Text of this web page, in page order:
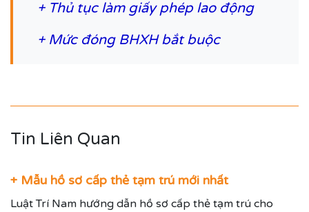
+ Thủ tục làm giấy phép lao động
+ Mức đóng BHXH bắt buộc
Tin Liên Quan
+ Mẫu hồ sơ cấp thẻ tạm trú mới nhất
Luật Trí Nam hướng dẫn hồ sơ cấp thẻ tạm trú cho